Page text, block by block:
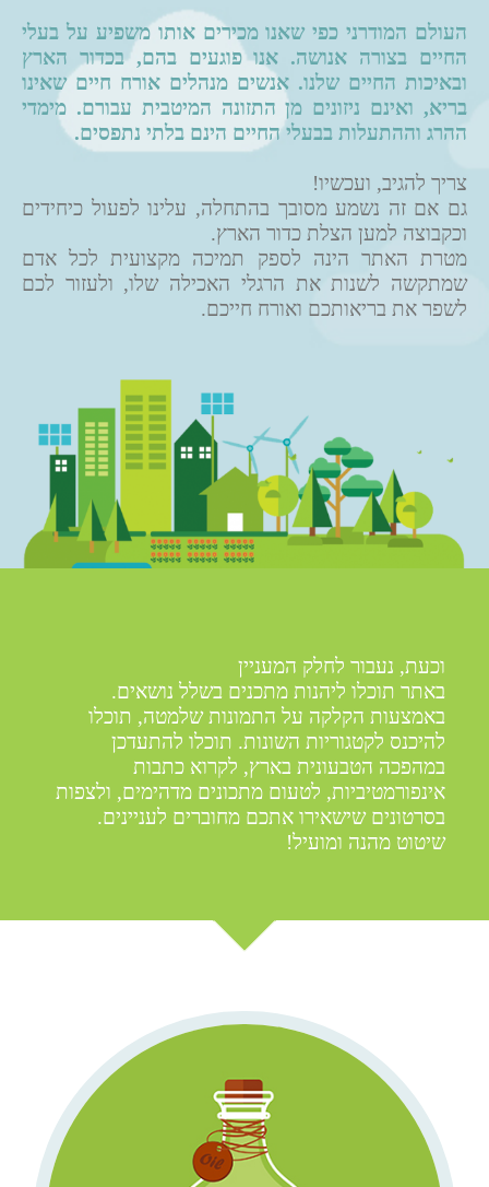
העולם המודרני כפי שאנו מכירים אותו משפיע על בעלי
החיים בצורה אנושה. אנו פוגעים בהם, בכדור הארץ
ובאיכות החיים שלנו. אנשים מנהלים אורח חיים שאינו
בריא, ואינם ניזונים מן התזונה המיטבית עבורם. מימדי
ההרג וההתעלות בבעלי החיים הינם בלתי נתפסים.
צריך להגיב, ועכשיו!
גם אם זה נשמע מסובך בהתחלה, עלינו לפעול כיחידים
וכקבוצה למען הצלת כדור הארץ.
מטרת האתר הינה לספק תמיכה מקצועית לכל אדם
שמתקשה לשנות את הרגלי האכילה שלו, ולעזור לכם
לשפר את בריאותכם ואורח חייכם.
וכעת, נעבור לחלק המעניין
באתר תוכלו ליהנות מתכנים בשלל נושאים.
באמצעות הקלקה על התמונות שלמטה, תוכלו
להיכנס לקטגוריות השונות. תוכלו להתעדכן
במהפכה הטבעונית בארץ, לקרוא כתבות
אינפורמטיביות, לטעום מתכונים מדהימים, ולצפות
בסרטונים שישאירו אתכם מחוברים לעניינים.
שיטוט מהנה ומועיל!